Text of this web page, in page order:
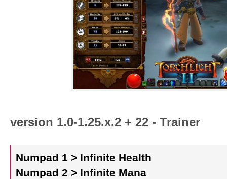
version 1.0-1.25.x.2 + 22 - Trainer
Numpad 1 > Infinite Health
Numpad 2 > Infinite Mana